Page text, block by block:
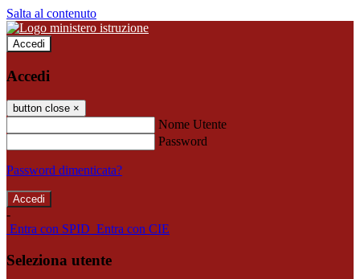
Salta al contenuto
Accedi
Accedi
button close ×
Nome Utente
Password
Password dimenticata?
-
Entra con SPID Entra con CIE
Seleziona utente